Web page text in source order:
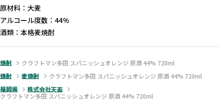
原材料：大麦
アルコール度数：44%
酒類：本格麦焼酎
焼酎
クラフトマン多田 スパニッシュオレンジ 原酒 44% 720ml
焼酎
麦焼酎
クラフトマン多田 スパニッシュオレンジ 原酒 44% 720ml
福岡県
株式会社天盃
クラフトマン多田 スパニッシュオレンジ 原酒 44% 720ml